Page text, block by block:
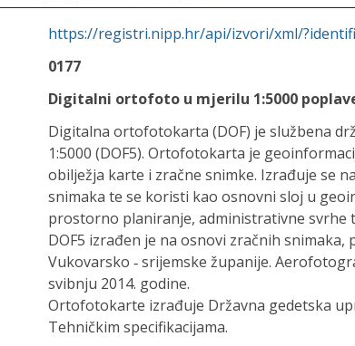
https://registri.nipp.hr/api/izvori/xml/
0177
Digitalni ortofoto u mjerilu 1:5000
Digitalna ortofotokarta (DOF) je službena
1:5000 (DOF5). Ortofotokarta je
obilježja karte i zračne snimke. Izrađuje se
snimaka te se koristi kao osnovni sloj u
prostorno planiranje, administrativne svrhe
DOF5 izrađen je na osnovi zračnih
Vukovarsko ‐ srijemske županije.
svibnju 2014. godine.
Ortofotokarte izrađuje Državna gedetska
Tehničkim specifikacijama.